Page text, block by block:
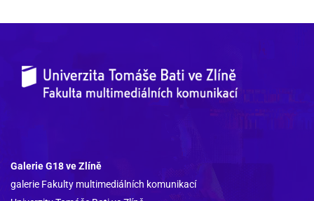
Galerie G18 ve Zlíně
galerie Fakulty multimediálních komunikací